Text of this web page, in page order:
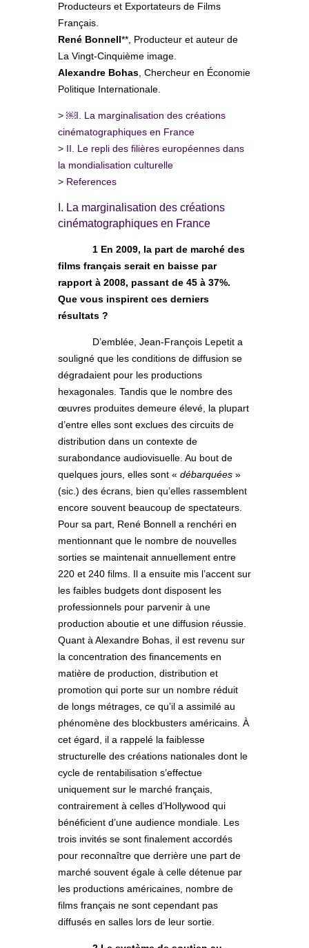
Producteurs et Exportateurs de Films
Français.
René Bonnell**, Producteur et auteur de
La Vingt-Cinquième image.
Alexandre Bohas , Chercheur en Économie
Politique Internationale.
> ￼I. La marginalisation des créations
cinématographiques en France
> II. Le repli des filières européennes dans
la mondialisation culturelle
> References
I. La marginalisation des créations
cinématographiques en France
1 En 2009, la part de marché des
films français serait en baisse par
rapport à 2008, passant de 45 à 37%.
Que vous inspirent ces derniers
résultats ?
D’emblée, Jean-François Lepetit a
souligné que les conditions de diffusion se
dégradaient pour les productions
hexagonales. Tandis que le nombre des
œuvres produites demeure élevé, la plupart
d’entre elles sont exclues des circuits de
distribution dans un contexte de
surabondance audiovisuelle. Au bout de
quelques jours, elles sont « débarquées »
(sic.) des écrans, bien qu’elles rassemblent
encore souvent beaucoup de spectateurs.
Pour sa part, René Bonnell a renchéri en
mentionnant que le nombre de nouvelles
sorties se maintenait annuellement entre
220 et 240 films. Il a ensuite mis l’accent sur
les faibles budgets dont disposent les
professionnels pour parvenir à une
production aboutie et une diffusion réussie.
Quant à Alexandre Bohas, il est revenu sur
la concentration des financements en
matière de production, distribution et
promotion qui porte sur un nombre réduit
de longs métrages, ce qu’il a assimilé au
phénomène des blockbusters américains. À
cet égard, il a rappelé la faiblesse
structurelle des créations nationales dont le
cycle de rentabilisation s’effectue
uniquement sur le marché français,
contrairement à celles d’Hollywood qui
bénéficient d’une audience mondiale. Les
trois invités se sont finalement accordés
pour reconnaître que derrière une part de
marché souvent égale à celle détenue par
les productions américaines, nombre de
films français ne sont cependant pas
diffusés en salles lors de leur sortie.